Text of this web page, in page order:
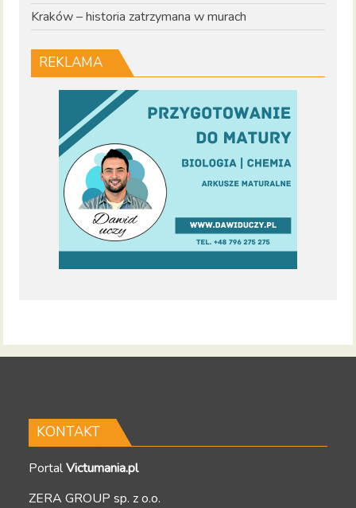
Kraków – historia zatrzymana w murach
REKLAMA
KONTAKT
PortalVictumania.pl
ZERA GROUP sp. z o.o.